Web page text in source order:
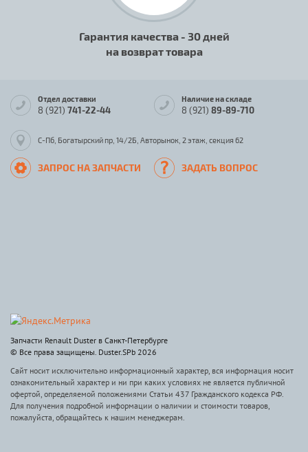
Гарантия качества - 30 дней
на возврат товара
Отдел доставки
8 (921) 741-22-44
Наличие на складе
8 (921) 89-89-710
С-Пб, Богатырский пр, 14/2Б, Авторынок, 2 этаж, секция 62
ЗАПРОС НА ЗАПЧАСТИ ЗАДАТЬ ВОПРОС
Запчасти Renault Duster в Санкт-Петербурге
© Все права защищены. Duster.SPb 2026
Сайт носит исключительно информационный характер, вся информация носит
ознакомительный характер и ни при каких условиях не является публичной
офертой, определяемой положениями Статьи 437 Гражданского кодекса РФ.
Для получения подробной информации о наличии и стоимости товаров,
пожалуйста, обращайтесь к нашим менеджерам.